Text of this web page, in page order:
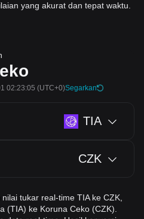
yang akurat dan tepat waktu.
02:23:05 (UTC+0)Segarkan
TIA
CZK
tukar real-time TIA ke CZK,
(TIA) ke Koruna Ceko (CZK).